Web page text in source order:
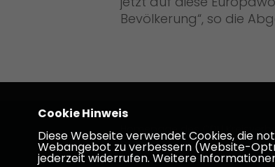
Bevölkerung“, so die
Homepage des CDU
Dieburg
Cookie Hinweis
Diese Webseite verwendet Cookies, die
Webangebot zu verbessern (Website-
jederzeit widerrufen. Weitere